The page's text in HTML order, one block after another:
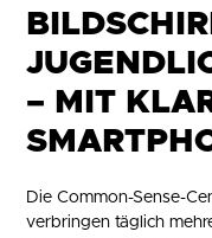
– MIT
Die Common-Sense-
verbringen täglich